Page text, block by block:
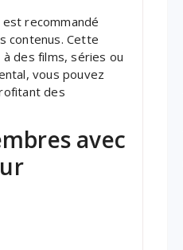
recommandé
contenus. Cette
des films, séries ou
vous pouvez
des
avec